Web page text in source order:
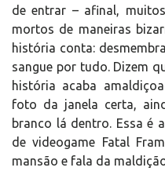
de entrar – afinal,
mortos de maneiras
história conta:
sangue por tudo. Dizem
história acaba
foto da janela certa,
branco lá dentro. Essa é
de videogame Fatal
mansão e fala da